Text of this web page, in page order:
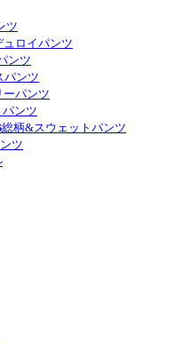
ツ
ュロイパンツ
ンツ
パンツ
ーパンツ
ンツ
総柄&スウェットパンツ
ツ